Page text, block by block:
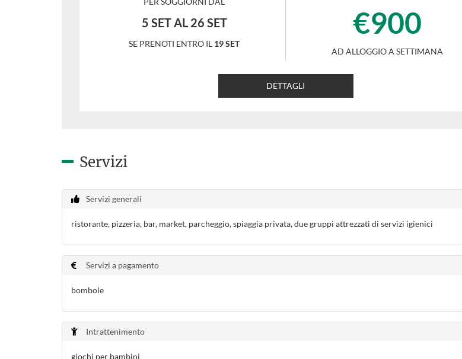
5 SET AL 26 SET
SE PRENOTI ENTRO IL 19 SET
€900
AD ALLOGGIO A SETTIMANA
DETTAGLI
Servizi
Servizi generali
ristorante, pizzeria, bar, market, parcheggio, spiaggia privata, due gruppi attrezzati di servizi igienici
Servizi a pagamento
bombole
Intrattenimento
giochi per bambini